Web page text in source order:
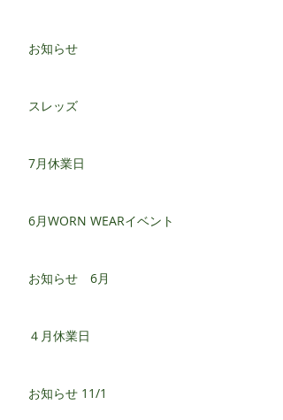
お知らせ
スレッズ
7月休業日
6月WORN WEARイベント
お知らせ 6月
４月休業日
お知らせ 11/1